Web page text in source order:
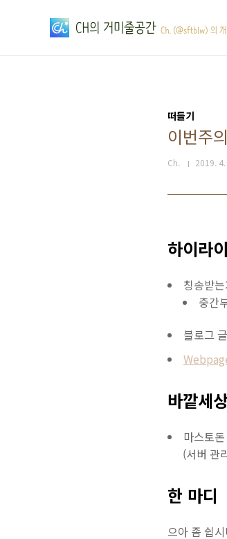
떠들기
이번주
Ch. 2019.
하이라
칭송받
중간
블로그 글
바깥세
마스토
(서버 관
한 마디
으아 좀 쉽